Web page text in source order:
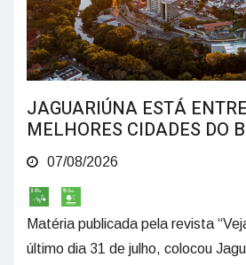
JAGUARIÚNA ESTÁ
MELHORES CIDADES DO
07/08/2026
Matéria publicada pela revista
último dia 31 de julho, colocou